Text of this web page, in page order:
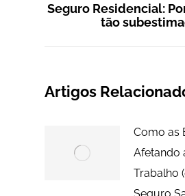
Seguro Residencial:
tão
Artigos
Como as
Afetando
Trabalho